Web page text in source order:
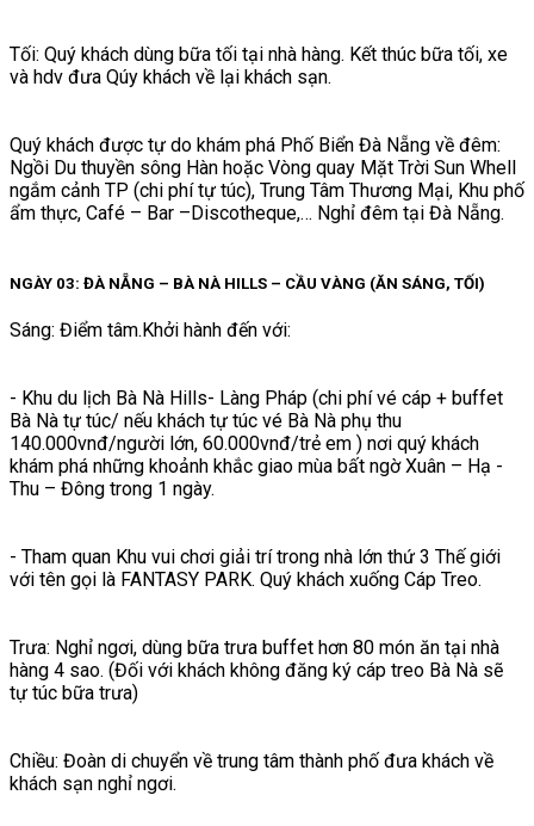
Tối: Quý khách dùng bữa tối tại nhà hàng. Kết thúc bữa tối, xe
và hdv đưa Qúy khách về lại khách sạn.
Quý khách được tự do khám phá Phố Biển Đà Nẵng về đêm:
Ngồi Du thuyền sông Hàn hoặc Vòng quay Mặt Trời Sun Whell
ngắm cảnh TP (chi phí tự túc), Trung Tâm Thương Mại, Khu phố
ẩm thực, Café – Bar –Discotheque,… Nghỉ đêm tại Đà Nẵng.
NGÀY 03: ĐÀ NẴNG – BÀ NÀ HILLS – CẦU VÀNG (ĂN SÁNG, TỐI)
Sáng: Điểm tâm.Khởi hành đến với:
- Khu du lịch Bà Nà Hills- Làng Pháp (chi phí vé cáp + buffet
Bà Nà tự túc/ nếu khách tự túc vé Bà Nà phụ thu
140.000vnđ/người lớn, 60.000vnđ/trẻ em ) nơi quý khách
khám phá những khoảnh khắc giao mùa bất ngờ Xuân – Hạ -
Thu – Đông trong 1 ngày.
- Tham quan Khu vui chơi giải trí trong nhà lớn thứ 3 Thế giới
với tên gọi là FANTASY PARK. Quý khách xuống Cáp Treo.
Trưa: Nghỉ ngơi, dùng bữa trưa buffet hơn 80 món ăn tại nhà
hàng 4 sao. (Đối với khách không đăng ký cáp treo Bà Nà sẽ
tự túc bữa trưa)
Chiều: Đoàn di chuyển về trung tâm thành phố đưa khách về
khách sạn nghỉ ngơi.